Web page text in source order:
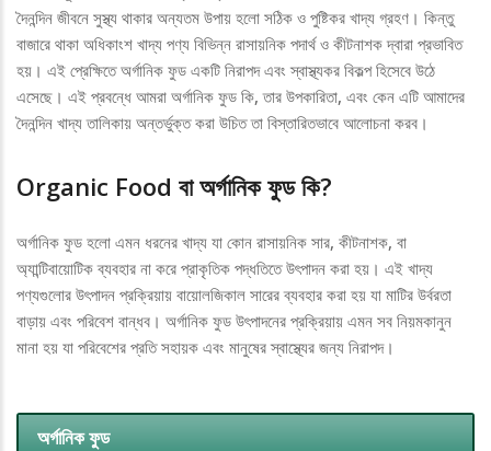
দৈনন্দিন জীবনে সুস্থ্য থাকার অন্যতম উপায় হলো সঠিক ও পুষ্টিকর খাদ্য গ্রহণ। কিন্তু
বাজারে থাকা অধিকাংশ খাদ্য পণ্য বিভিন্ন রাসায়নিক পদার্থ ও কীটনাশক দ্বারা প্রভাবিত
হয়। এই প্রেক্ষিতে অর্গানিক ফুড একটি নিরাপদ এবং স্বাস্থ্যকর বিকল্প হিসেবে উঠে
এসেছে। এই প্রবন্ধে আমরা অর্গানিক ফুড কি, তার উপকারিতা, এবং কেন এটি আমাদের
দৈনন্দিন খাদ্য তালিকায় অন্তর্ভুক্ত করা উচিত তা বিস্তারিতভাবে আলোচনা করব।
Organic Food বা অর্গানিক ফুড কি?
অর্গানিক ফুড হলো এমন ধরনের খাদ্য যা কোন রাসায়নিক সার, কীটনাশক, বা
অ্যান্টিবায়োটিক ব্যবহার না করে প্রাকৃতিক পদ্ধতিতে উৎপাদন করা হয়। এই খাদ্য
পণ্যগুলোর উৎপাদন প্রক্রিয়ায় বায়োলজিকাল সারের ব্যবহার করা হয় যা মাটির উর্বরতা
বাড়ায় এবং পরিবেশ বান্ধব। অর্গানিক ফুড উৎপাদনের প্রক্রিয়ায় এমন সব নিয়মকানুন
মানা হয় যা পরিবেশের প্রতি সহায়ক এবং মানুষের স্বাস্থ্যের জন্য নিরাপদ।
অর্গানিক ফুড